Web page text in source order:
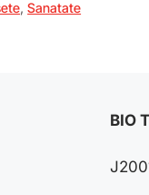
,Sanatate
BIO